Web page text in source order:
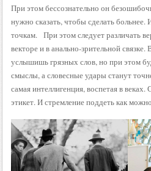
При этом бессознательно он
нужно сказать, чтобы сделать
точкам. При этом следует различать
векторе и в анально-зрительной
услышишь грязных слов, но при этом
смыслы, а словесные удары станут
самая интеллигенция, воспетая в
этикет. И стремление поддеть как